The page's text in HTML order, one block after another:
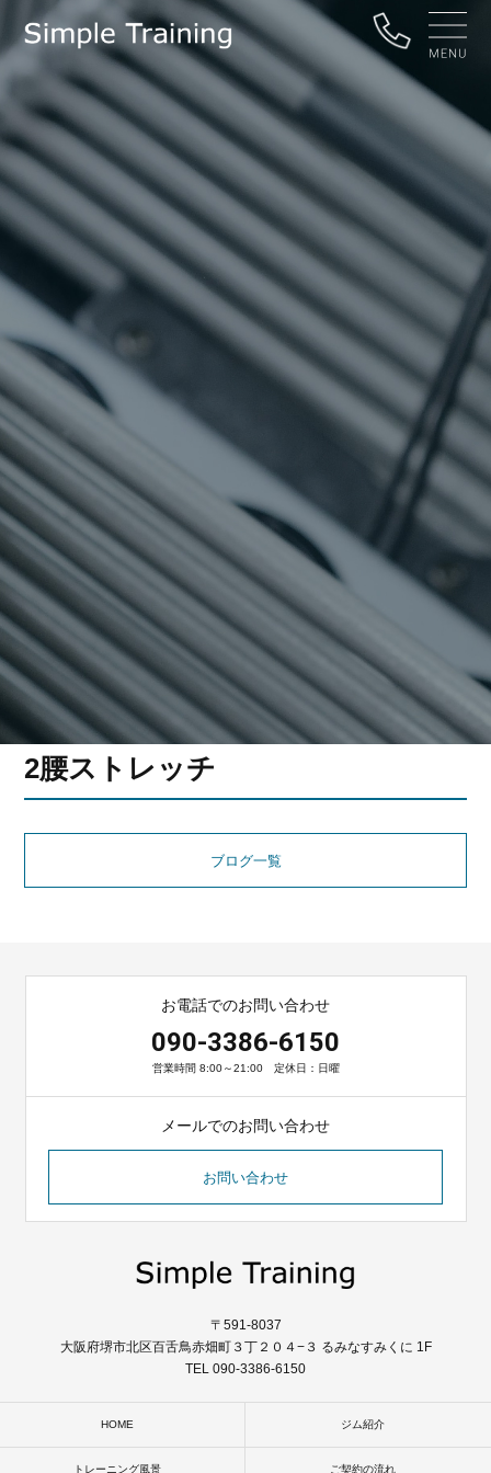
2腰ストレッチ
ブログ一覧
お電話でのお問い合わせ
090-3386-6150
営業時間 8:00～21:00 定休日：日曜
メールでのお問い合わせ
お問い合わせ
〒591-8037
大阪府堺市北区百舌鳥赤畑町３丁２０４−３ るみなすみくに 1F
TEL 090-3386-6150
HOME ジム紹介
トレーニング風景 ご契約の流れ